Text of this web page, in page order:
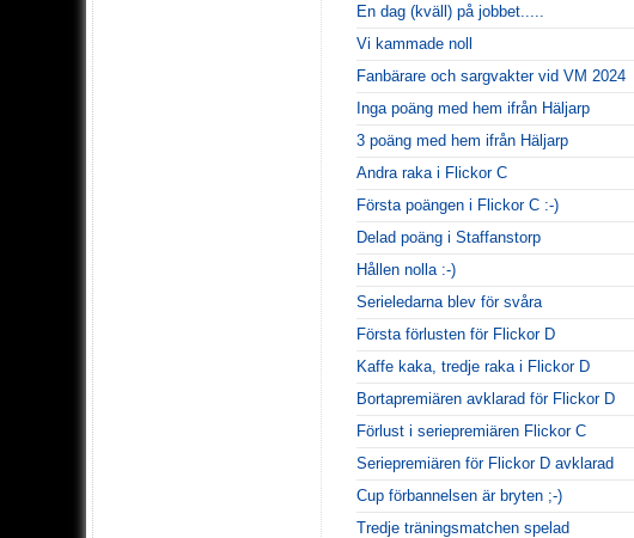
En dag (kväll) på jobbet.....
Vi kammade noll
Fanbärare och sargvakter vid VM 2024
Inga poäng med hem ifrån Häljarp
3 poäng med hem ifrån Häljarp
Andra raka i Flickor C
Första poängen i Flickor C :-)
Delad poäng i Staffanstorp
Hållen nolla :-)
Serieledarna blev för svåra
Första förlusten för Flickor D
Kaffe kaka, tredje raka i Flickor D
Bortapremiären avklarad för Flickor D
Förlust i seriepremiären Flickor C
Seriepremiären för Flickor D avklarad
Cup förbannelsen är bryten ;-)
Tredje träningsmatchen spelad